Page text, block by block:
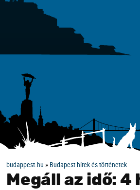
budappest.hu » Budapest hírek és történetek
Megáll az idő: 4